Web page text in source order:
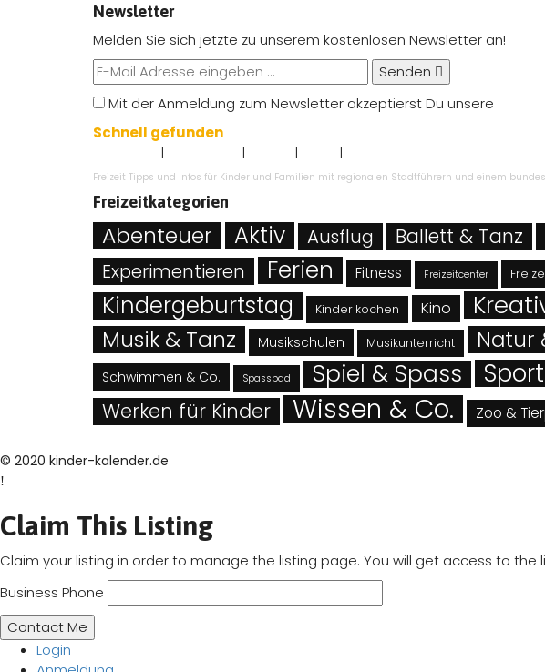
Newsletter
Melden Sie sich jetzte zu unserem kostenlosen Newsletter an!
Senden
Mit der Anmeldung zum Newsletter akzeptierst Du unsere
Schnell gefunden
| | | |
Freizeit Tipps und Infos für Kinder und Familien mit regionalen Stadtführern und einem
Freizeitkategorien
Abenteuer Aktiv Ausflug Ballett & Tanz
Experimentieren Ferien Fitness Freizeitcenter
Kindergeburtstag Kinder kochen Kino
Musik & Tanz Musikschulen Musikunterricht Natur
Schwimmen & Co. Spassbad Spiel & Spass
Werken für Kinder Wissen & Co. Zoo &
© 2020 kinder-kalender.de
Claim This Listing
Claim your listing in order to manage the listing page. You will get access to
Business Phone
Login